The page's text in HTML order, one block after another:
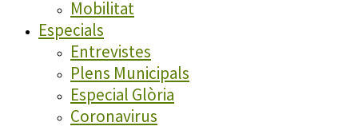
Mobilitat
Especials
Entrevistes
Plens Municipals
Especial Glòria
Coronavirus